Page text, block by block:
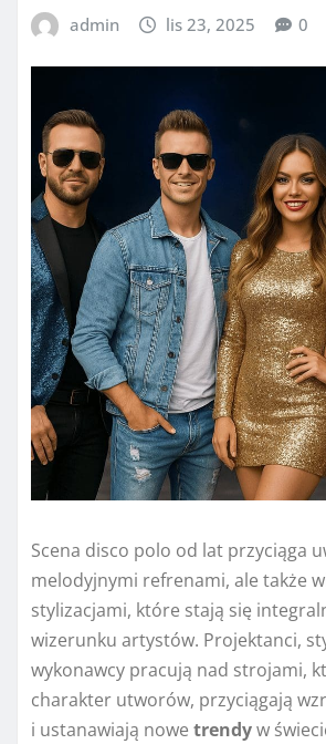
admin lis 23, 2025 0
Scena disco polo od lat przyciąga
melodyjnymi refrenami, ale także
stylizacjami, które stają się
wizerunku artystów. Projektanci,
wykonawcy pracują nad strojami,
charakter utworów, przyciągają
i ustanawiają nowe trendyw